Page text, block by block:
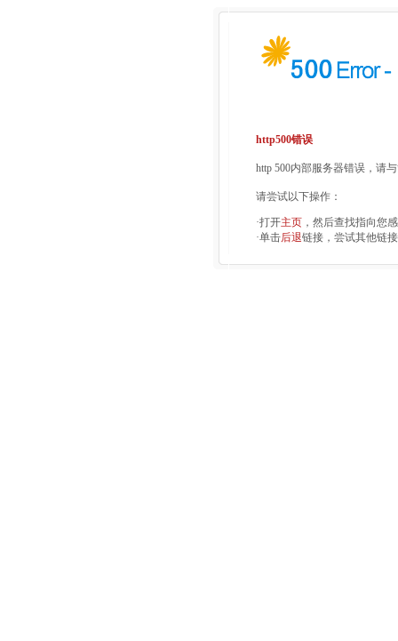
http500错误
http 500内部服务器错误，请
请尝试以下操作：
·打开主页 ，然后查找指向您
·单击后退链接，尝试其他链